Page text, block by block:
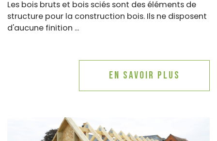
Les bois bruts et bois sciés sont des éléments de
structure pour la construction bois. Ils ne disposent
d'aucune finition ...
En savoir plus